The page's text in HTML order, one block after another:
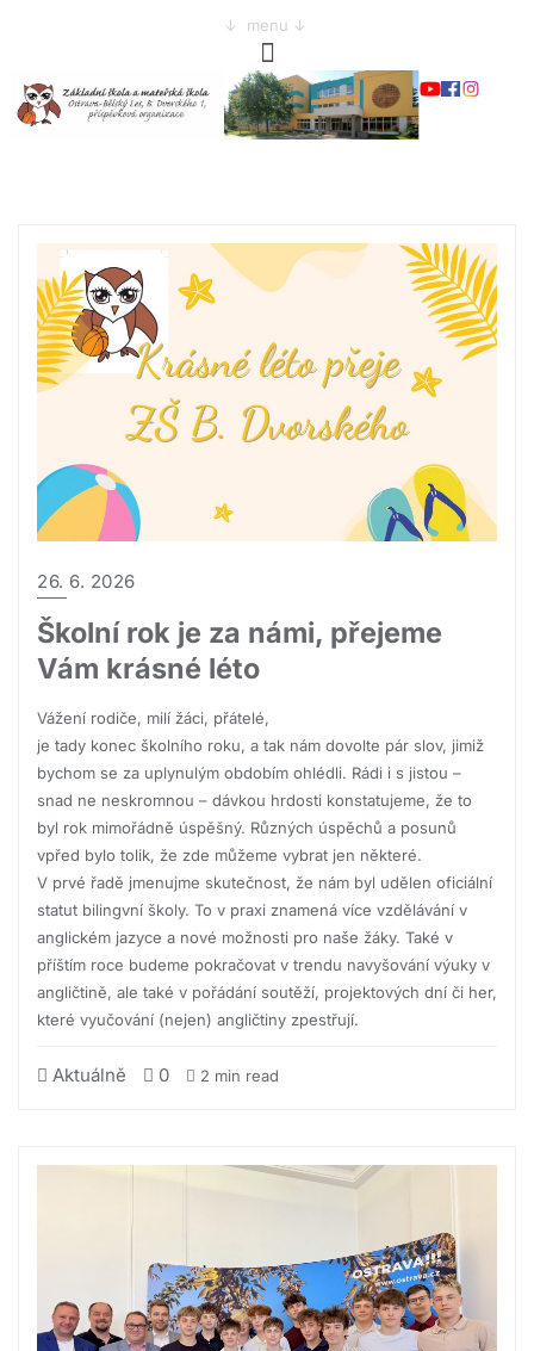
↓ menu ↓
26. 6. 2026
Školní rok je za námi, přejeme
Vám krásné léto
Vážení rodiče, milí žáci, přátelé,
je tady konec školního roku, a tak nám dovolte pár slov, jimiž
bychom se za uplynulým obdobím ohlédli. Rádi i s jistou –
snad ne neskromnou – dávkou hrdosti konstatujeme, že to
byl rok mimořádně úspěšný. Různých úspěchů a posunů
vpřed bylo tolik, že zde můžeme vybrat jen některé.
V prvé řadě jmenujme skutečnost, že nám byl udělen oficiální
statut bilingvní školy. To v praxi znamená více vzdělávání v
anglickém jazyce a nové možnosti pro naše žáky. Také v
příštím roce budeme pokračovat v trendu navyšování výuky v
angličtině, ale také v pořádání soutěží, projektových dní či her,
které vyučování (nejen) angličtiny zpestřují.
Aktuálně 0 2 min read